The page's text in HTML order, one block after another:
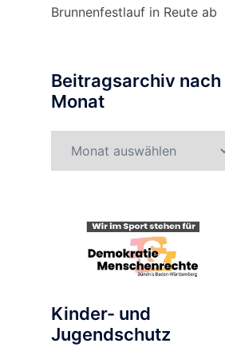
Brunnenfestlauf in Reute ab
Beitragsarchiv nach
Monat
nach
Kinder- und
Jugendschutz